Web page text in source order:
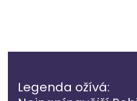
Legenda ožívá: